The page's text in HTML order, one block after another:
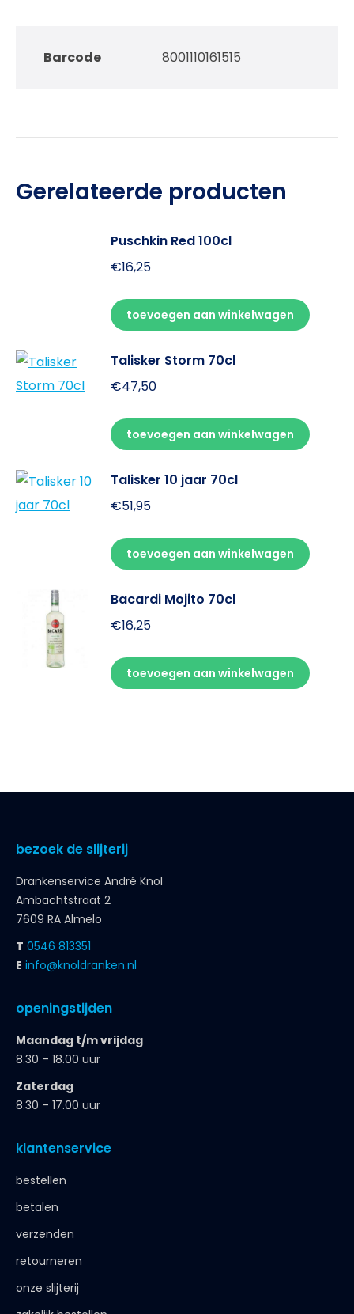
Barcode 8001110161515
Gerelateerde producten
Puschkin Red 100cl
€16,25
toevoegen aan winkelwagen
Talisker Storm 70cl
€47,50
toevoegen aan winkelwagen
Talisker 10 jaar 70cl
€51,95
toevoegen aan winkelwagen
Bacardi Mojito 70cl
€16,25
toevoegen aan winkelwagen
bezoek de slijterij
Drankenservice André Knol
Ambachtstraat 2
7609 RA Almelo
T 0546 813351
E info@knoldranken.nl
openingstijden
Maandag t/m vrijdag
8.30 – 18.00 uur
Zaterdag
8.30 – 17.00 uur
klantenservice
bestellen
betalen
verzenden
retourneren
onze slijterij